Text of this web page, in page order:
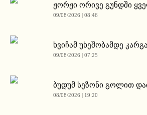
ჟორჟი ორივე გუნდში
09/08/2026 | 08:46
ხვიჩამ უხეშობამდე
09/08/2026 | 07:25
ბუდუმ სეზონი გოლით
08/08/2026 | 19:20